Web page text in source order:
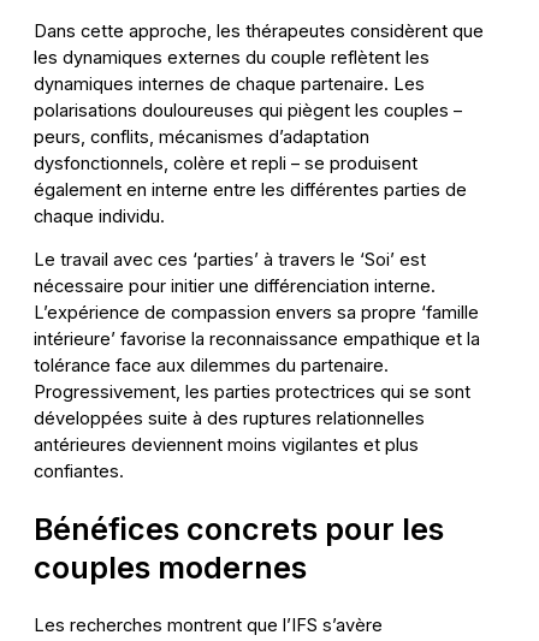
Dans cette approche, les thérapeutes considèrent que
les dynamiques externes du couple reflètent les
dynamiques internes de chaque partenaire. Les
polarisations douloureuses qui piègent les couples –
peurs, conflits, mécanismes d’adaptation
dysfonctionnels, colère et repli – se produisent
également en interne entre les différentes parties de
chaque individu.
Le travail avec ces ‘parties’ à travers le ‘Soi’ est
nécessaire pour initier une différenciation interne.
L’expérience de compassion envers sa propre ‘famille
intérieure’ favorise la reconnaissance empathique et la
tolérance face aux dilemmes du partenaire.
Progressivement, les parties protectrices qui se sont
développées suite à des ruptures relationnelles
antérieures deviennent moins vigilantes et plus
confiantes.
Bénéfices concrets pour les
couples modernes
Les recherches montrent que l’IFS s’avère